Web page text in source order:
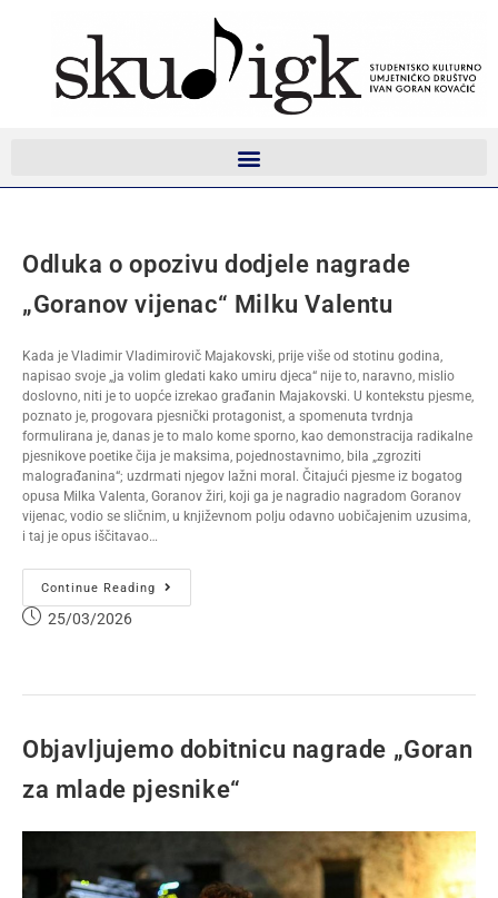
Odluka o opozivu dodjele nagrade
„Goranov vijenac“ Milku Valentu
Kada je Vladimir Vladimirovič Majakovski, prije više od stotinu godina,
napisao svoje „ja volim gledati kako umiru djeca“ nije to, naravno, mislio
doslovno, niti je to uopće izrekao građanin Majakovski. U kontekstu pjesme,
poznato je, progovara pjesnički protagonist, a spomenuta tvrdnja
formulirana je, danas je to malo kome sporno, kao demonstracija radikalne
pjesnikove poetike čija je maksima, pojednostavnimo, bila „zgroziti
malograđanina“; uzdrmati njegov lažni moral. Čitajući pjesme iz bogatog
opusa Milka Valenta, Goranov žiri, koji ga je nagradio nagradom Goranov
vijenac, vodio se sličnim, u književnom polju odavno uobičajenim uzusima,
i taj je opus iščitavao…
Continue Reading
25/03/2026
Objavljujemo dobitnicu nagrade „Goran
za mlade pjesnike“